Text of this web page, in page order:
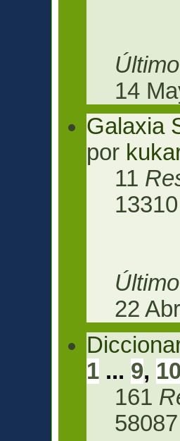
14
Galaxia
por
11
13310
22
1 ... 9, 10
161
58087